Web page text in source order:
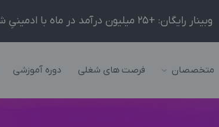
وبینار رایگان: +25 میلیون درآمد در ماه با ادمینیِ شبکه‌های اجتماعی داخلی و خارجی!
متخصصان فرصت های شغلی دوره آموزشی